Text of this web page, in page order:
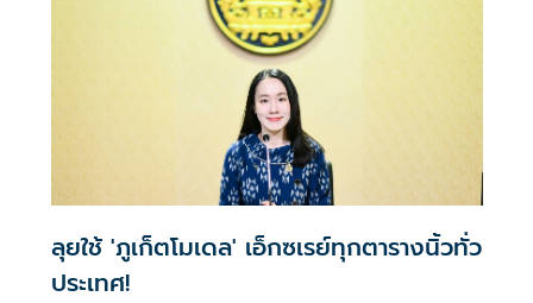
ลุยใช้ 'ภูเก็ตโมเดล' เอ็กซเรย์ทุกตารางนิ้วทั่ว
ประเทศ!